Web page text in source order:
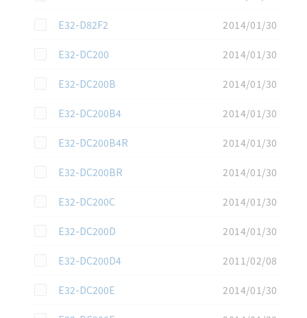
この資料を選択
E32-D82F2
2014/01/30
この資料を選択
E32-DC200
2014/01/30
この資料を選択
E32-DC200B
2014/01/30
この資料を選択
E32-DC200B4
2014/01/30
この資料を選択
E32-DC200B4R
2014/01/30
この資料を選択
E32-DC200BR
2014/01/30
この資料を選択
E32-DC200C
2014/01/30
この資料を選択
E32-DC200D
2014/01/30
この資料を選択
E32-DC200D4
2011/02/08
この資料を選択
E32-DC200E
2014/01/30